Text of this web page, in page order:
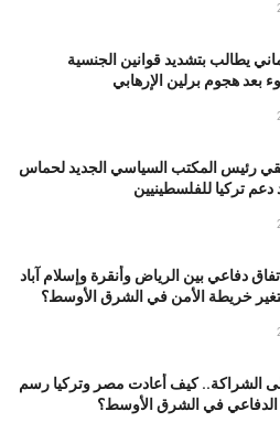
يطالب بتشديد قوانين الجنسية
بعد هجوم برلين الإرهابي
رئيس المكتب السياسي الجديد لحماس
تركيا للفلسطينيين
دفاعي بين الرياض وأنقرة وإسلام آباد
خريطة الأمن في الشرق الأوسط؟
الشراكة.. كيف أعادت مصر وتركيا رسم
الدفاعي في الشرق الأوسط؟